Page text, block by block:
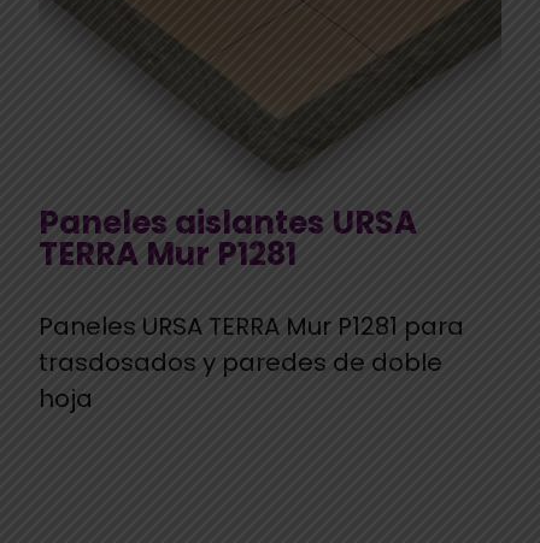
Paneles aislantes URSA
TERRA Mur P1281
Paneles URSA TERRA Mur P1281 para
trasdosados y paredes de doble
hoja